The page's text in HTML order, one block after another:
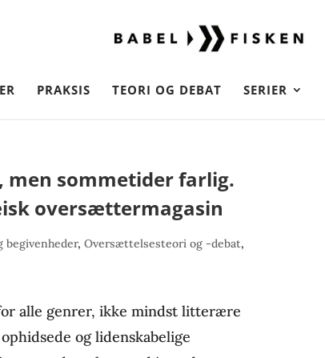
PRAKSIS TEORI OG DEBAT SERIER
men sommetider farlig.
oversættermagasin
begivenheder,Oversættelsesteori og -debat,
alle genrer, ikke mindst litterære
og lidenskabelige